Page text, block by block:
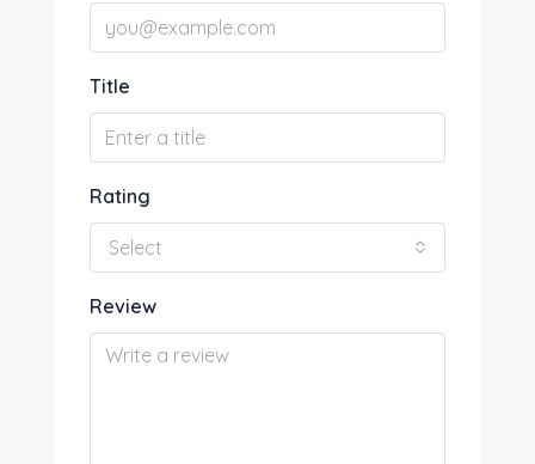
Title
Rating
Select
Review